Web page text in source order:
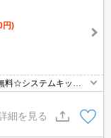
円)
料☆システムキッチ
BOX☆インナーテラ
細を見る